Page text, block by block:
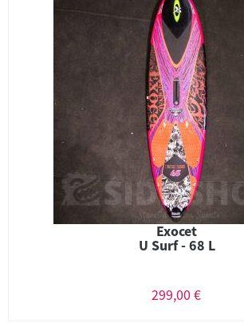
Exocet
U Surf - 68 L
299,00 €